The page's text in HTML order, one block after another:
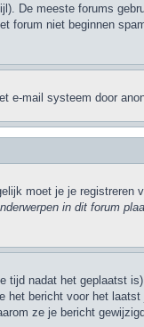
De meeste forums
forum niet beginnen
e-mail systeem door
moet je je registreren
in dit forum
tijd nadat het geplaatst
het bericht voor het
ze je bericht